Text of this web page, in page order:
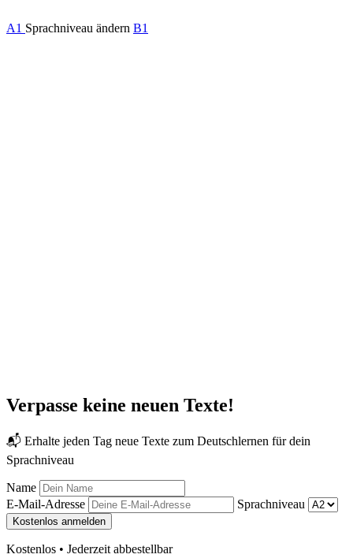
A1 Sprachniveau ändern B1
Verpasse keine neuen Texte!
📬 Erhalte jeden Tag neue Texte zum Deutschlernen für dein
Sprachniveau
Name
E-Mail-Adresse
Sprachniveau
Kostenlos anmelden
Kostenlos • Jederzeit abbestellbar